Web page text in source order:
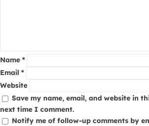
Name *
Email *
Website
Save my name, email, and website in
next time I comment.
Notify me of follow-up comments by